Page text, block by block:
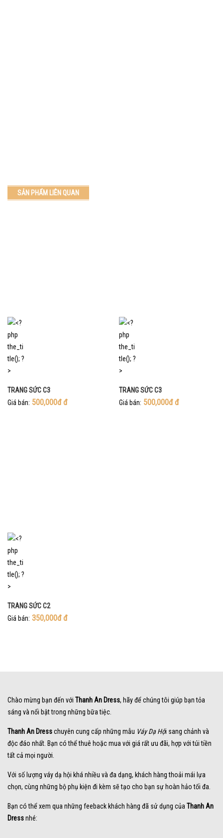
SẢN PHẨM LIÊN QUAN
TRANG SỨC C3
Giá bán: 500,000đđ
TRANG SỨC C3
Giá bán: 500,000đđ
TRANG SỨC C2
Giá bán: 350,000đđ
Chào mừng bạn đến với Thanh An Dress, hãy để chúng tôi giúp bạn tỏa
sáng và nổi bật trong những bữa tiệc.
Thanh An Dresschuyên cung cấp những mẫu Váy Dạ Hội sang chảnh và
độc đáo nhất. Bạn có thể thuê hoặc mua với giá rất ưu đãi, hợp với túi tiền
tất cả mọi người.
Với số lượng váy dạ hội khá nhiều và đa dạng, khách hàng thoải mái lựa
chọn, cùng những bộ phụ kiện đi kèm sẽ tạo cho bạn sự hoàn hảo tối đa.
Bạn có thể xem qua những feeback khách hàng đã sử dụng của Thanh An
Dressnhé: